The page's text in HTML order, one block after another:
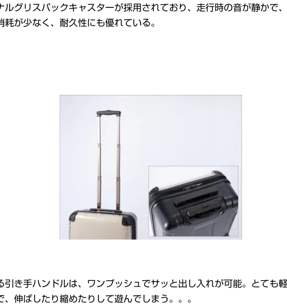
ルグリスパックキャスターが採用されており、走行時の音が静かで
耗が少なく、耐久性にも優れている。
引き手ハンドルは、ワンプッシュでサッと出し入れが可能。とても
、伸ばしたり縮めたりして遊んでしまう。。。